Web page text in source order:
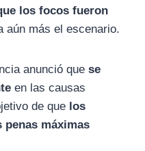
los focos fueron
aún más el escenario.
anunció que se
en las causas
de que los
penas máximas